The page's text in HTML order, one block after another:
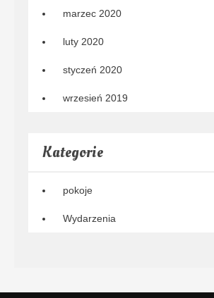
marzec 2020
luty 2020
styczeń 2020
wrzesień 2019
Kategorie
pokoje
Wydarzenia